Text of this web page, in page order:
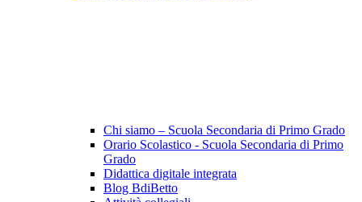
Chi siamo – Scuola Secondaria di Primo Grado
Orario Scolastico - Scuola Secondaria di Primo
Grado
Didattica digitale integrata
Blog BdiBetto